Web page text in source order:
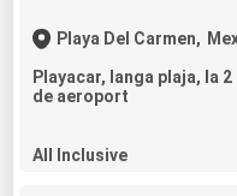
Playa Del Carmen,
Playacar, langa plaja, la
de aeroport
All Inclusive